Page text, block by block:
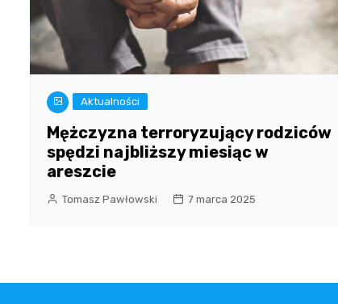
Aktualności
Mężczyzna terroryzujący rodziców
spędzi najbliższy miesiąc w
areszcie
Tomasz Pawłowski 7 marca 2025